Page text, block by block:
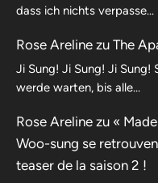
dass ich nichts verpasse…
Rose Areline zu The
Ji Sung! Ji Sung! Ji
werde warten, bis alle…
Rose Areline zu «
Woo-sung se
teaser de la saison 2 !